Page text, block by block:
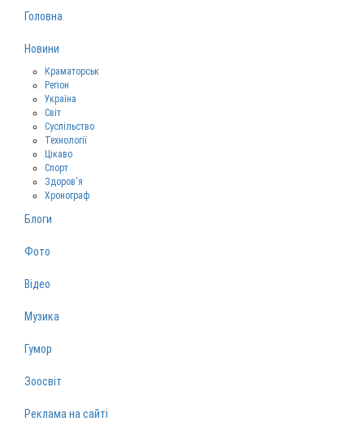
Головна
Новини
Краматорськ
Регіон
Україна
Світ
Суспільство
Технології
Цікаво
Спорт
Здоров‘я
Хронограф
Блоги
Фото
Відео
Музика
Гумор
Зоосвіт
Реклама на сайті